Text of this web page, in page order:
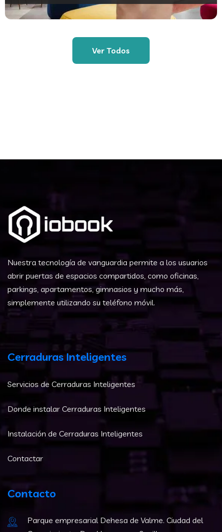
Ver Todos
Nuestra tecnología de vanguardia permite a los usuarios
abrir puertas de espacios compartidos, como oficinas,
parkings, apartamentos, gimnasios y mucho más,
simplemente utilizando su teléfono móvil.
Cerraduras Inteligentes
Servicios de Cerraduras Inteligentes
Donde instalar Cerraduras Inteligentes
Instalación de Cerraduras Inteligentes
Contactar
Contacto
Parque empresarial Dehesa de Valme. Ciudad del